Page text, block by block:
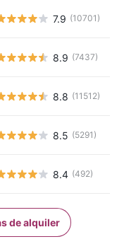
7.9 (10701)
8.9 (7437)
8.8 (11512)
8.5 (5291)
8.4 (492)
de alquiler